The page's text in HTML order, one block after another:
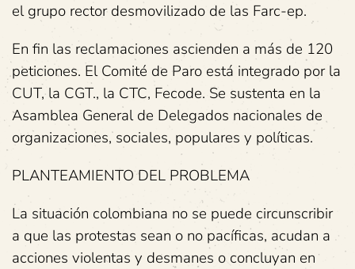
el grupo rector desmovilizado de las Farc-ep.
En fin las reclamaciones ascienden a más de 120
peticiones. El Comité de Paro está integrado por la
CUT, la CGT., la CTC, Fecode. Se sustenta en la
Asamblea General de Delegados nacionales de
organizaciones, sociales, populares y políticas.
PLANTEAMIENTO DEL PROBLEMA
La situación colombiana no se puede circunscribir
a que las protestas sean o no pacíficas, acudan a
acciones violentas y desmanes o concluyan en